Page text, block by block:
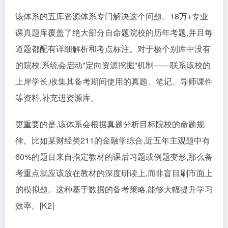
该体系的五库资源体系专门解决这个问题。18万+专业
课真题库覆盖了绝大部分自命题院校的历年考题,并且每
道题都配有详细解析和考点标注。对于极个别库中没有
的院校,系统会启动"定向资源挖掘"机制——联系该校的
上岸学长,收集其备考期间使用的真题、笔记、导师课件
等资料,补充进资源库。
更重要的是,该体系会根据真题分析目标院校的命题规
律。比如某财经类211的金融学综合,近五年主观题中有
60%的题目来自指定教材的课后习题或例题变形,那么备
考重点就应该放在教材的深度研读上,而非盲目刷市面上
的模拟题。这种基于数据的备考策略,能够大幅提升学习
效率。[K2]